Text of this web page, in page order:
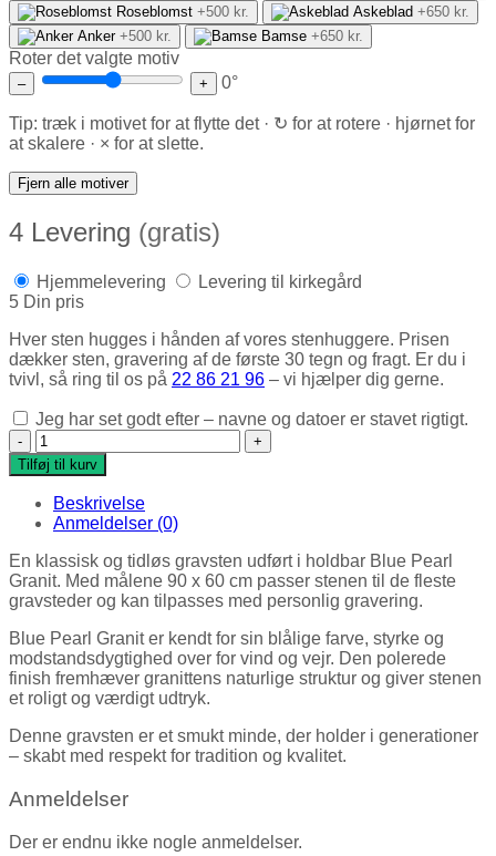
Roseblomst +500 kr. Askeblad +650 kr.
Anker +500 kr. Bamse +650 kr.
Roter det valgte motiv
– + 0°
Tip: træk i motivet for at flytte det · ↻ for at rotere · hjørnet for
at skalere · × for at slette.
Fjern alle motiver
4 Levering (gratis)
Hjemmelevering
Levering til kirkegård
5 Din pris
Hver sten hugges i hånden af vores stenhuggere. Prisen
dækker sten, gravering af de første 30 tegn og fragt. Er du i
tvivl, så ring til os på 22 86 21 96 – vi hjælper dig gerne.
Jeg har set godt efter – navne og datoer er stavet rigtigt.
Gravsten (Blue Pearl) antal
Tilføj til kurv
Beskrivelse
Anmeldelser (0)
En klassisk og tidløs gravsten udført i holdbar Blue Pearl
Granit. Med målene 90 x 60 cm passer stenen til de fleste
gravsteder og kan tilpasses med personlig gravering.
Blue Pearl Granit er kendt for sin blålige farve, styrke og
modstandsdygtighed over for vind og vejr. Den polerede
finish fremhæver granittens naturlige struktur og giver stenen
et roligt og værdigt udtryk.
Denne gravsten er et smukt minde, der holder i generationer
– skabt med respekt for tradition og kvalitet.
Anmeldelser
Der er endnu ikke nogle anmeldelser.